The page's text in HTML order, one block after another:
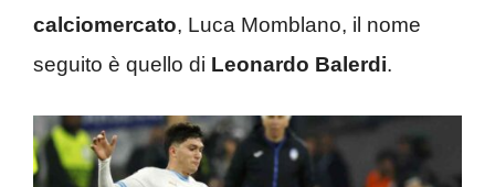
calciomercato, Luca Momblano, il nome
seguito è quello di Leonardo Balerdi.